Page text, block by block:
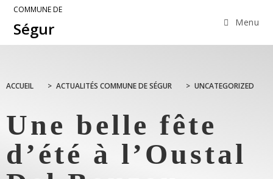
COMMUNE DE
Ségur Menu
ACCUEIL > ACTUALITÉS COMMUNE DE SÉGUR > UNCATEGORIZED
Une belle fête
d’été à l’Oustal